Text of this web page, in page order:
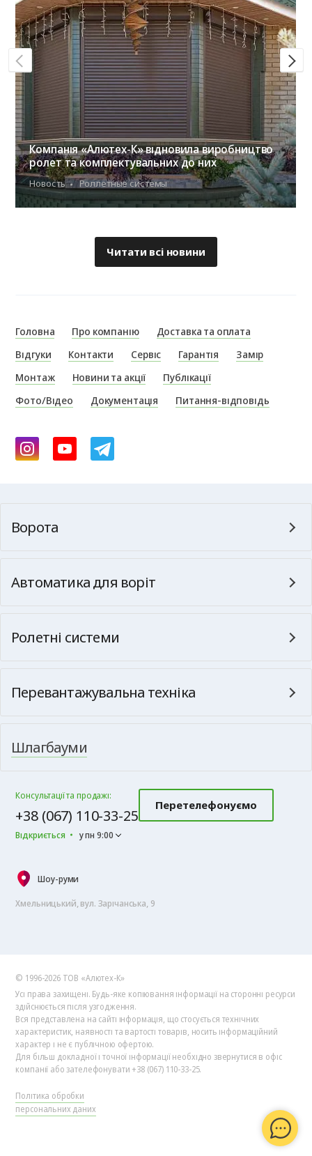
Компанія «Алютех-К» відновила виробництво
ролет та комплектувальних до них
Новость Роллетные системы
Читати всі новини
Головна Про компанію
Доставка та оплата
Відгуки
Контакти Сервіс Гарантія
Замір
Монтаж
Новини та акції
Публікації
Фото/Відео
Документація Питання-відповідь
Ворота
Автоматика для воріт
Ролетні системи
Перевантажувальна техніка
Шлагбауми
Консультації та продажі:
+38 (067) 110-33-25
Відкриється у пн 9:00
Перетелефонуємо
Шоу-руми
Хмельницький, вул. Зарічанська, 9
© 1996-2026 ТОВ «Алютех‑К»
Усі права захищені. Будь-яке копіювання інформації на сторонні ресурси
здійснюється після узгодження.
Вся представлена на сайті інформація, що стосується технічних
характеристик, наявності та вартості товарів, носить інформаційний
характер і не є публічною офертою.
Для більш докладної і точної інформації необхідно звернутися в офіс
компанії або зателефонувати +38 (067) 110-33-25.
Політика обробки
персональних даних